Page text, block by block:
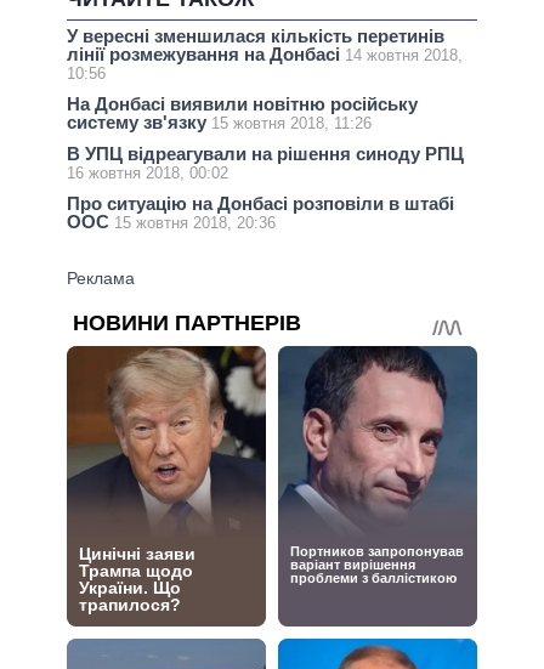
У вересні зменшилася кількість перетинів
лінії розмежування на Донбасі 14 жовтня 2018,
10:56
На Донбасі виявили новітню російську
систему зв'язку 15 жовтня 2018, 11:26
В УПЦ відреагували на рішення синоду РПЦ
16 жовтня 2018, 00:02
Про ситуацію на Донбасі розповіли в штабі
ООС 15 жовтня 2018, 20:36